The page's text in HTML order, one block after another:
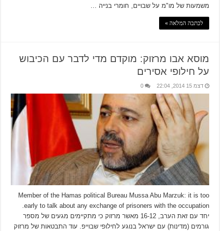
משמעות של מו"מ על שבויים, חומרי בנייה …
לכתבה המלאה »
מוסא אבו מרזוק: מוקדם מדי לדבר עם הכיבוש
על חילופי אסירים
דצמ 15 2014, 22:04 0
Member of the Hamas political Bureau Mussa Abu Marzuk: it is too
יחד עם זאת הערב, 16-12 מאשר מרזוק כי מתקיימים מגעים של מספר
גורמים (מדינות) עם ישראל בנוגע לחילופי שבוייפ. עוד התבטאות של מרזוק